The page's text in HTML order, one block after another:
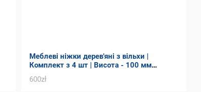
Меблеві ніжки дерев'яні з вільхи |
Комплект з 4 шт | Висота - 100 мм
Товщина - 90 мм
600zł